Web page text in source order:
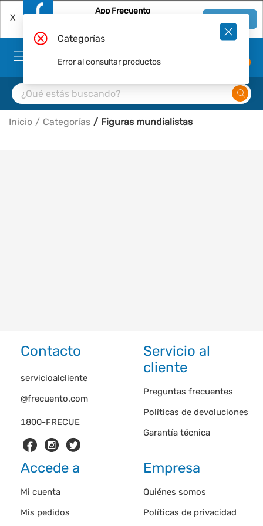
X
App Frecuento
Inicio Categorías Figuras mundialistas
Contacto
1800-FRECUE
servicioalcliente
@frecuento.com
Servicio al
cliente
Preguntas frecuentes
Políticas de devoluciones
Garantía técnica
Accede a
Mi cuenta
Mis pedidos
Empresa
Quiénes somos
Políticas de privacidad
Categorías
Error al consultar productos